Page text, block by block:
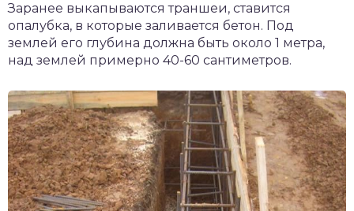
Заранее выкапываются траншеи, ставится
опалубка, в которые заливается бетон. Под
землей его глубина должна быть около 1 метра,
над землей примерно 40-60 сантиметров.